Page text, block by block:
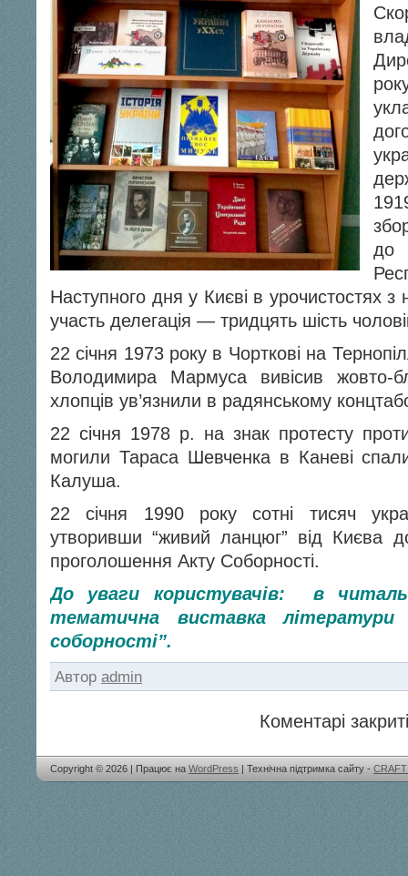
до
Наступного дня у Києві в урочистостях
участь делегація — тридцять шість
22 січня 1973 року в Чорткові на
Володимира Мармуса вивісив жовто-
хлопців ув’язнили в радянському
22 січня 1978 р. на знак протесту проти
могили Тараса Шевченка в Каневі
Калуша.
22 січня 1990 року сотні тисяч
утворивши “живий ланцюг” від Києва
проголошення Акту Соборності.
До уваги користувачів: в
тематична виставка літератури
соборності”.
Автор admin
Коментарі
Copyright © 2026 | Працює на WordPress | Технічна підтримка сайту -